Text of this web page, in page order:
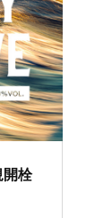
開栓